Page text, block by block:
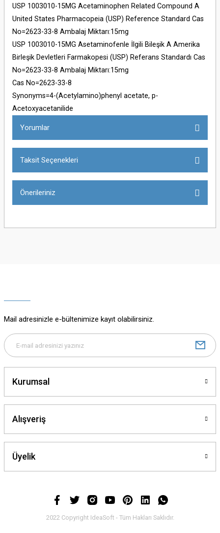
USP 1003010-15MG Acetaminophen Related Compound A
United States Pharmacopeia (USP) Reference Standard Cas
No=2623-33-8 Ambalaj Miktarı:15mg
USP 1003010-15MG Asetaminofenle İlgili Bileşik A Amerika
Birleşik Devletleri Farmakopesi (USP) Referans Standardı Cas
No=2623-33-8 Ambalaj Miktarı:15mg
Cas No=2623-33-8
Synonyms=4-(Acetylamino)phenyl acetate, p-
Acetoxyacetanilide
Yorumlar
Taksit Seçenekleri
Önerileriniz
Ürün açıklamasında eksik bilgiler bulunuyor.
Ürün bilgilerinde hatalar bulunuyor.
Bu ürüne benzer farklı alternatifler olmalı.
Mail adresinizle e-bültenimize kayıt olabilirsiniz.
Kurumsal
Alışveriş
Üyelik
2022 Copyright IdeaSoft - Tüm Hakları Saklıdır.